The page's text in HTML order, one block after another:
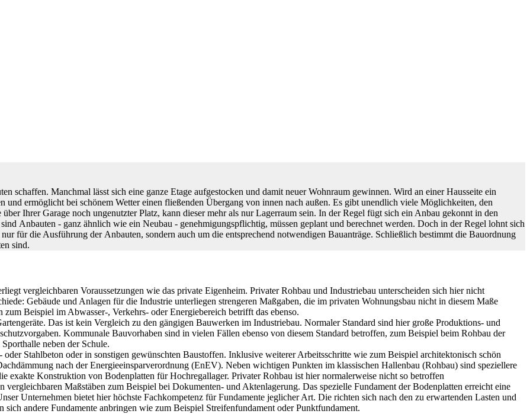
schaffen. Manchmal lässt sich eine ganze Etage aufgestocken und damit neuer Wohnraum gewinnen. Wird an einer Hausseite ein
und ermöglicht bei schönem Wetter einen fließenden Übergang von innen nach außen. Es gibt unendlich viele Möglichkeiten, den
Ihrer Garage noch ungenutzter Platz, kann dieser mehr als nur Lagerraum sein. In der Regel fügt sich ein Anbau gekonnt in den
Anbauten - ganz ähnlich wie ein Neubau - genehmigungspflichtig, müssen geplant und berechnet werden. Doch in der Regel lohnt sich
für die Ausführung der Anbauten, sondern auch um die entsprechend notwendigen Bauanträge. Schließlich bestimmt die Bauordnung
sind.
vergleichbaren Voraussetzungen wie das private Eigenheim. Privater Rohbau und Industriebau unterscheiden sich hier nicht
Gebäude und Anlagen für die Industrie unterliegen strengeren Maßgaben, die im privaten Wohnungsbau nicht in diesem Maße
Beispiel im Abwasser-, Verkehrs- oder Energiebereich betrifft das ebenso.
Das ist kein Vergleich zu den gängigen Bauwerken im Industriebau. Normaler Standard sind hier große Produktions- und
Kommunale Bauvorhaben sind in vielen Fällen ebenso von diesem Standard betroffen, zum Beispiel beim Rohbau der
neben der Schule.
Stahlbeton oder in sonstigen gewünschten Baustoffen. Inklusive weiterer Arbeitsschritte wie zum Beispiel architektonisch schön
nach der Energieeinsparverordnung (EnEV). Neben wichtigen Punkten im klassischen Hallenbau (Rohbau) sind speziellere
exakte Konstruktion von Bodenplatten für Hochregallager. Privater Rohbau ist hier normalerweise nicht so betroffen
Maßstäben zum Beispiel bei Dokumenten- und Aktenlagerung. Das spezielle Fundament der Bodenplatten erreicht eine
Unternehmen bietet hier höchste Fachkompetenz für Fundamente jeglicher Art. Die richten sich nach den zu erwartenden Lasten und
sich andere Fundamente anbringen wie zum Beispiel Streifenfundament oder Punktfundament.